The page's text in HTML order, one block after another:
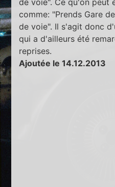
de voie". Ce qu'on peut
comme: "Prends Gare
de voie". Il s'agit donc
qui a d'ailleurs été
reprises.
Ajoutée le 14.12.2013